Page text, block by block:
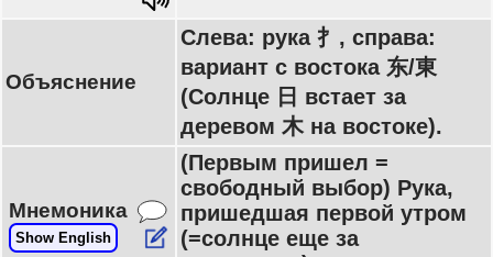
Объяснение
Слева: рука 扌, справа:
вариант с востока 东/東
(Солнце 日 встает за
деревом 木 на востоке).
Мнемоника
Show English
(Первым пришел =
свободный выбор) Рука,
пришедшая первой утром
(=солнце еще за